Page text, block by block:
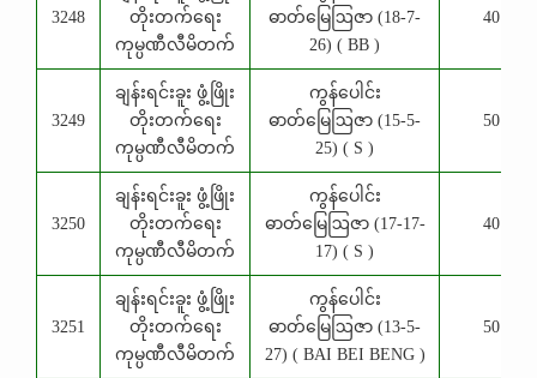
3248
တိုးတက်ရေး
ကုမ္ပဏီလီမိတက်
ဓာတ်မြေဩဇာ (18-7-
26) ( BB )
40 Kg
3249
ချန်းရင်းခူး ဖွံ့ဖြိုး
တိုးတက်ရေး
ကုမ္ပဏီလီမိတက်
ကွန်ပေါင်း
ဓာတ်မြေဩဇာ (15-5-
25) ( S )
50 Kg
3250
ချန်းရင်းခူး ဖွံ့ဖြိုး
တိုးတက်ရေး
ကုမ္ပဏီလီမိတက်
ကွန်ပေါင်း
ဓာတ်မြေဩဇာ (17-17-
17) ( S )
40 Kg
3251
ချန်းရင်းခူး ဖွံ့ဖြိုး
တိုးတက်ရေး
ကုမ္ပဏီလီမိတက်
ကွန်ပေါင်း
ဓာတ်မြေဩဇာ (13-5-
27) ( BAI BEI BENG )
50 Kg